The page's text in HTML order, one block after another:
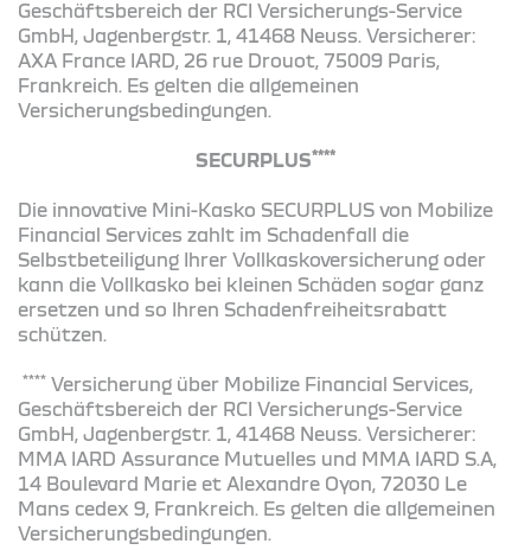
Geschäftsbereich der RCI Versicherungs-Service
GmbH, Jagenbergstr. 1, 41468 Neuss. Versicherer:
AXA France IARD, 26 rue Drouot, 75009 Paris,
Frankreich. Es gelten die allgemeinen
Versicherungsbedingungen.
SECURPLUS****
Die innovative Mini-Kasko SECURPLUS von Mobilize
Financial Services zahlt im Schadenfall die
Selbstbeteiligung Ihrer Vollkaskoversicherung oder
kann die Vollkasko bei kleinen Schäden sogar ganz
ersetzen und so Ihren Schadenfreiheitsrabatt
schützen.
**** Versicherung über Mobilize Financial Services,
Geschäftsbereich der RCI Versicherungs-Service
GmbH, Jagenbergstr. 1, 41468 Neuss. Versicherer:
MMA IARD Assurance Mutuelles und MMA IARD S.A,
14 Boulevard Marie et Alexandre Oyon, 72030 Le
Mans cedex 9, Frankreich. Es gelten die allgemeinen
Versicherungsbedingungen.